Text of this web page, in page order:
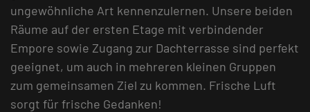
ungewöhnliche Art kennenzulernen. Unsere beiden
Räume auf der ersten Etage mit verbindender
Empore sowie Zugang zur Dachterrasse sind perfekt
geeignet, um auch in mehreren kleinen Gruppen
zum gemeinsamen Ziel zu kommen. Frische Luft
sorgt für frische Gedanken!